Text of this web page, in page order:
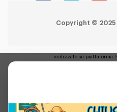
Copyright © 2025
realizzato su piattaforma